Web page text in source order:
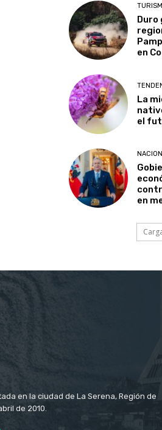
en
La
el
en
en la ciudad de La Serena, Región de
de 2010.